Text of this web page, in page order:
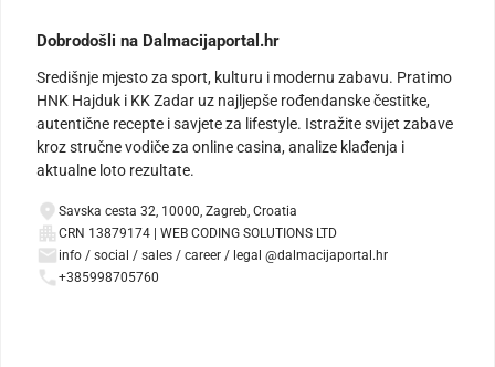
Dobrodošli na Dalmacijaportal.hr
Središnje mjesto za sport, kulturu i modernu zabavu. Pratimo
HNK Hajduk i KK Zadar uz najljepše rođendanske čestitke,
autentične recepte i savjete za lifestyle. Istražite svijet zabave
kroz stručne vodiče za online casina, analize klađenja i
aktualne loto rezultate.
Savska cesta 32, 10000, Zagreb, Croatia
CRN 13879174 | WEB CODING SOLUTIONS LTD
info / social / sales / career / legal @dalmacijaportal.hr
+385998705760